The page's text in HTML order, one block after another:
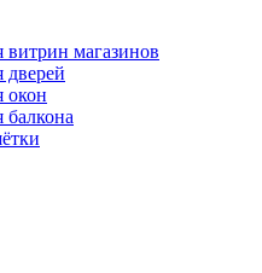
витрин магазинов
дверей
окон
балкона